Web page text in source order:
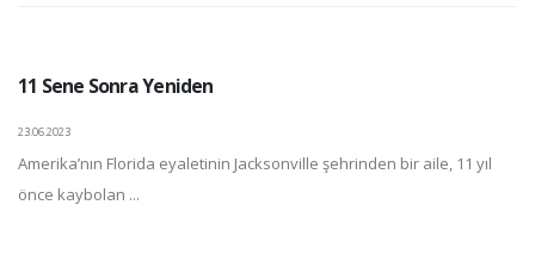
11 Sene Sonra Yeniden
23.06.2023
Amerika’nın Florida eyaletinin Jacksonville şehrinden bir aile, 11 yıl
önce kaybolan ...